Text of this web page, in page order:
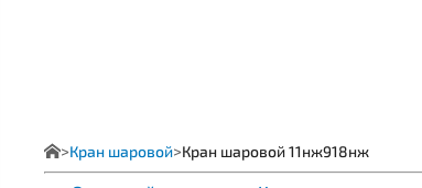
Кран шаровой Кран шаровой 11нж918нж